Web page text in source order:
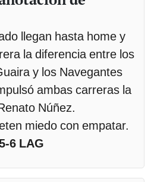
llegan hasta home y
la diferencia entre los
y los Navegantes
ambas carreras la
Núñez.
miedo con empatar.
6 LAG